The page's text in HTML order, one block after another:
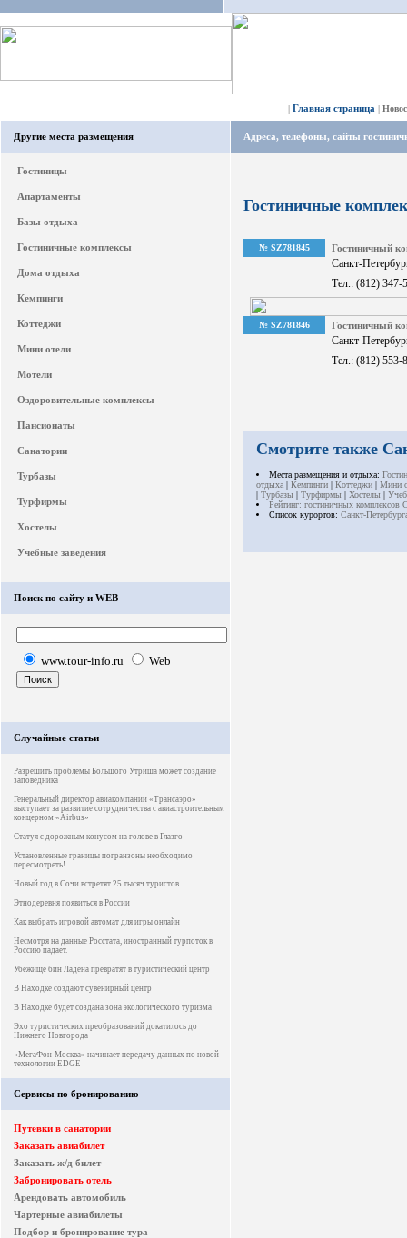
| Главная страница |
Другие места размещения
Гостиницы
Апартаменты
Базы отдыха
Гостиничные комплексы
Дома отдыха
Кемпинги
Коттеджи
Мини отели
Мотели
Оздоровительные комплексы
Пансионаты
Санатории
Турбазы
Турфирмы
Хостелы
Учебные заведения
Поиск по сайту и WEB
www.tour-info.ru Web
Случайные статьи
Разрешить проблемы Большого Утриша может создание
заповедника
Генеральный директор авиакомпании «Трансаэро»
выступает за развитие сотрудничества с авиастроительным
концерном «Airbus»
Статуя с дорожным конусом на голове в Глазго
Установленные границы погранзоны необходимо
пересмотреть!
Новый год в Сочи встретят 25 тысяч туристов
Этнодеревня появиться в России
Как выбрать игровой автомат для игры онлайн
Несмотря на данные Росстата, иностранный турпоток в
Россию падает.
Убежище бин Ладена превратят в туристический центр
В Находке создают сувенирный центр
В Находке будет создана зона экологического туризма
Эхо туристических преобразований докатилось до
Нижнего Новгорода
«МегаФон-Москва» начинает передачу данных по новой
технологии EDGE
Сервисы по бронированию
Путевки в санатории
Заказать авиабилет
Заказать ж/д билет
Забронировать отель
Арендовать автомобиль
Чартерные авиабилеты
Подбор и бронирование тура
Адреса, телефоны, сайты
Гостиничные
№ SZ781845 Гостиничный
Санкт-
Тел.: (812) 347-
№ SZ781846 Гостиничный
Санкт-
Тел.: (812) 553-
Смотрите также
Места размещения и отдыха:
отдыха | Кемпинги | Коттеджи | Мини
| Турбазы | Турфирмы | Хостелы |
Рейтинг: гостиничных комплексов
Список курортов: Санкт-